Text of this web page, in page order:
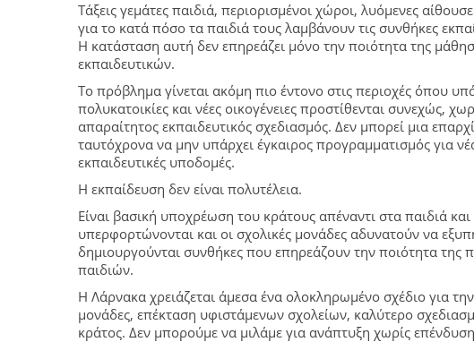
Τάξεις γεμάτες παιδιά, περιορισμένοι χώροι, λυόμενες
για το κατά πόσο τα παιδιά τους λαμβάνουν τις συνθήκες
Η κατάσταση αυτή δεν επηρεάζει μόνο την ποιότητα της
εκπαιδευτικών.
Το πρόβλημα γίνεται ακόμη πιο έντονο στις περιοχές όπου
πολυκατοικίες και νέες οικογένειες προστίθενται συνεχώς,
απαραίτητος εκπαιδευτικός σχεδιασμός. Δεν μπορεί μια
ταυτόχρονα να μην υπάρχει έγκαιρος προγραμματισμός για
εκπαιδευτικές υποδομές.
Η εκπαίδευση δεν είναι πολυτέλεια.
Είναι βασική υποχρέωση του κράτους απέναντι στα παιδιά και
υπερφορτώνονται και οι σχολικές μονάδες αδυνατούν να
δημιουργούνται συνθήκες που επηρεάζουν την ποιότητα της
παιδιών.
Η Λάρνακα χρειάζεται άμεσα ένα ολοκληρωμένο σχέδιο για
μονάδες, επέκταση υφιστάμενων σχολείων, καλύτερο
κράτος. Δεν μπορούμε να μιλάμε για ανάπτυξη χωρίς